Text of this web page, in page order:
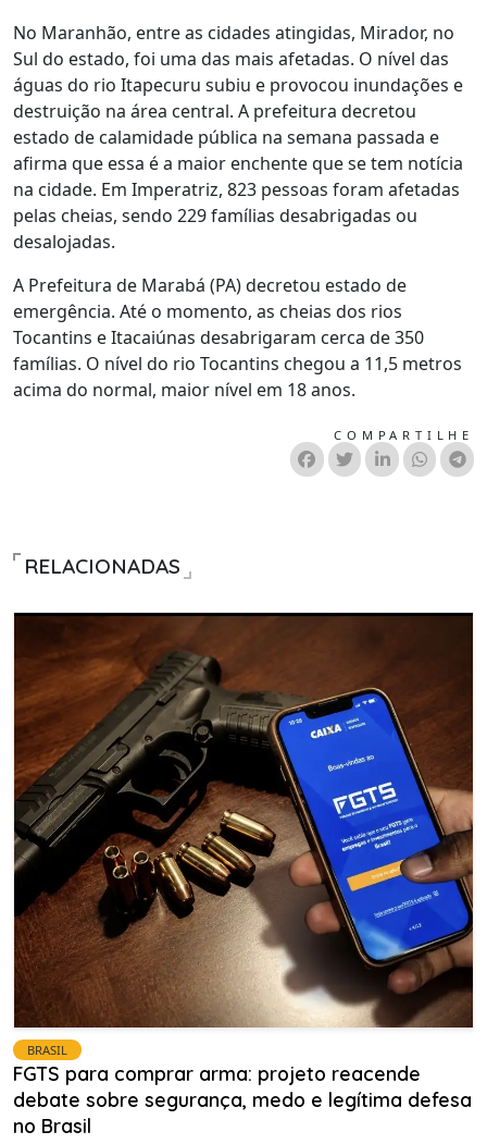
No Maranhão, entre as cidades atingidas, Mirador, no
Sul do estado, foi uma das mais afetadas. O nível das
águas do rio Itapecuru subiu e provocou inundações e
destruição na área central. A prefeitura decretou
estado de calamidade pública na semana passada e
afirma que essa é a maior enchente que se tem notícia
na cidade. Em Imperatriz, 823 pessoas foram afetadas
pelas cheias, sendo 229 famílias desabrigadas ou
desalojadas.
A Prefeitura de Marabá (PA) decretou estado de
emergência. Até o momento, as cheias dos rios
Tocantins e Itacaiúnas desabrigaram cerca de 350
famílias. O nível do rio Tocantins chegou a 11,5 metros
acima do normal, maior nível em 18 anos.
COMPARTILHE
RELACIONADAS
BRASIL
FGTS para comprar arma: projeto reacende
debate sobre segurança, medo e legítima defesa
no Brasil